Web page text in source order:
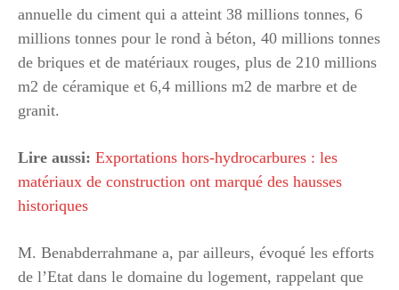
annuelle du ciment qui a atteint 38 millions tonnes, 6
millions tonnes pour le rond à béton, 40 millions tonnes
de briques et de matériaux rouges, plus de 210 millions
m2 de céramique et 6,4 millions m2 de marbre et de
granit.
Lire aussi: Exportations hors-hydrocarbures : les
matériaux de construction ont marqué des hausses
historiques
M. Benabderrahmane a, par ailleurs, évoqué les efforts
de l’Etat dans le domaine du logement, rappelant que